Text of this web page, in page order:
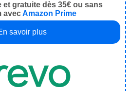
et gratuite dès 35€ ou sans
avecAmazon Prime
savoir plus